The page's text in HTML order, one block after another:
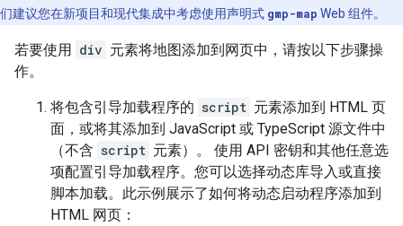
们建议您在新项目和现代集成中考虑使用声明式 gmp-map Web 组件。
若要使用 div 元素将地图添加到网页中，请按以下步骤操
作。
将包含引导加载程序的 script 元素添加到 HTML 页
面，或将其添加到 JavaScript 或 TypeScript 源文件中
（不含 script 元素）。 使用 API 密钥和其他任意选
项配置引导加载程序。您可以选择动态库导入或直接
脚本加载。此示例展示了如何将动态启动程序添加到
HTML 网页：